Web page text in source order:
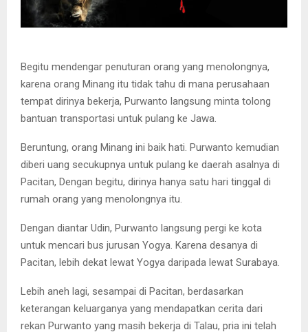
Begitu mendengar penuturan orang yang menolongnya,
karena orang Minang itu tidak tahu di mana perusahaan
tempat dirinya bekerja, Purwanto langsung minta tolong
bantuan transportasi untuk pulang ke Jawa.
Beruntung, orang Minang ini baik hati. Purwanto kemudian
diberi uang secukupnya untuk pulang ke daerah asalnya di
Pacitan, Dengan begitu, dirinya hanya satu hari tinggal di
rumah orang yang menolongnya itu.
Dengan diantar Udin, Purwanto langsung pergi ke kota
untuk mencari bus jurusan Yogya. Karena desanya di
Pacitan, lebih dekat lewat Yogya daripada lewat Surabaya.
Lebih aneh lagi, sesampai di Pacitan, berdasarkan
keterangan keluarganya yang mendapatkan cerita dari
rekan Purwanto yang masih bekerja di Talau, pria ini telah